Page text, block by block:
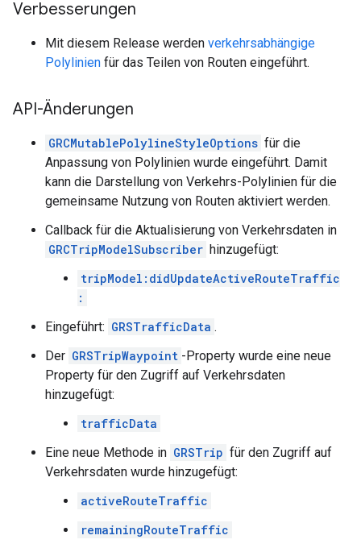
Verbesserungen
Mit diesem Release werden verkehrsabhängige
Polylinien für das Teilen von Routen eingeführt.
API-Änderungen
GRCMutablePolylineStyleOptions für die
Anpassung von Polylinien wurde eingeführt. Damit
kann die Darstellung von Verkehrs-Polylinien für die
gemeinsame Nutzung von Routen aktiviert werden.
Callback für die Aktualisierung von Verkehrsdaten in
GRCTripModelSubscriber hinzugefügt:
tripModel:didUpdateActiveRouteTraffic
:
Eingeführt: GRSTrafficData .
Der GRSTripWaypoint -Property wurde eine neue
Property für den Zugriff auf Verkehrsdaten
hinzugefügt:
trafficData
Eine neue Methode in GRSTrip für den Zugriff auf
Verkehrsdaten wurde hinzugefügt:
activeRouteTraffic
remainingRouteTraffic